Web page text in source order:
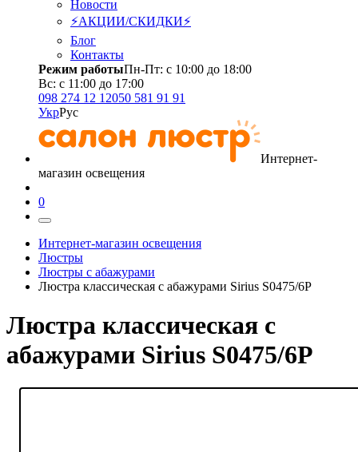
Новости
⚡АКЦИИ/СКИДКИ⚡
Блог
Контакты
Режим работыПн-Пт: с 10:00 до 18:00
Вс: с 11:00 до 17:00
098 274 12 12050 581 91 91
УкрРус
Интернет-
магазин освещения
0
Интернет-магазин освещения
Люстры
Люстры с абажурами
Люстра классическая с абажурами Sirius S0475/6Р
Люстра классическая с
абажурами Sirius S0475/6Р